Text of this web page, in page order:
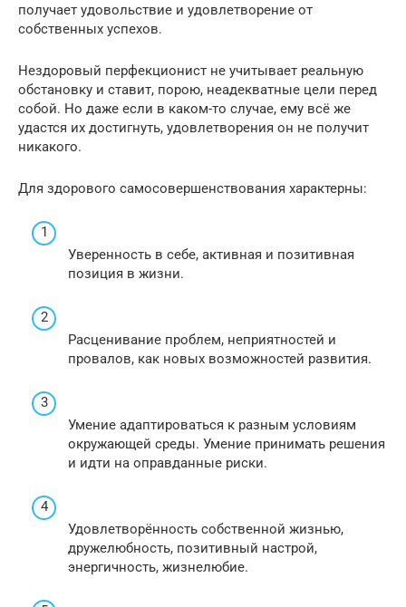
получает удовольствие и удовлетворение от
собственных успехов.
Нездоровый перфекционист не учитывает реальную
обстановку и ставит, порою, неадекватные цели перед
собой. Но даже если в каком-то случае, ему всё же
удастся их достигнуть, удовлетворения он не получит
никакого.
Для здорового самосовершенствования характерны:
Уверенность в себе, активная и позитивная
позиция в жизни.
Расценивание проблем, неприятностей и
провалов, как новых возможностей развития.
Умение адаптироваться к разным условиям
окружающей среды. Умение принимать решения
и идти на оправданные риски.
Удовлетворённость собственной жизнью,
дружелюбность, позитивный настрой,
энергичность, жизнелюбие.